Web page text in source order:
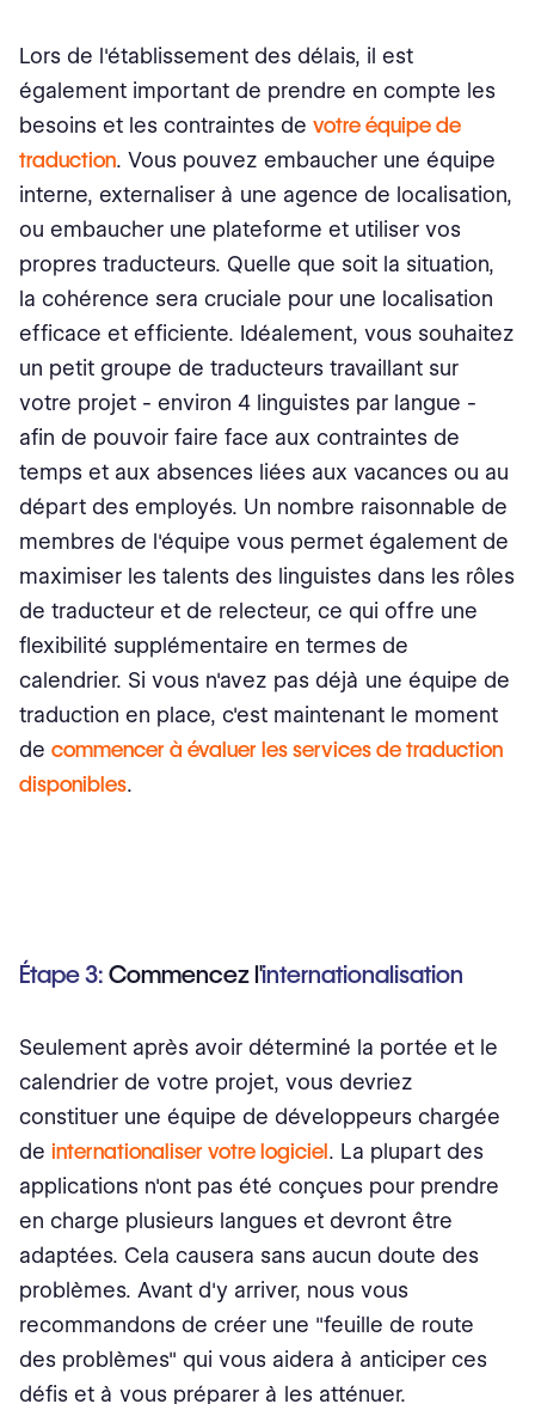
Lors de l'établissement des délais, il est
également important de prendre en compte les
besoins et les contraintes de votre équipe de
traduction. Vous pouvez embaucher une équipe
interne, externaliser à une agence de localisation,
ou embaucher une plateforme et utiliser vos
propres traducteurs. Quelle que soit la situation,
la cohérence sera cruciale pour une localisation
efficace et efficiente. Idéalement, vous souhaitez
un petit groupe de traducteurs travaillant sur
votre projet - environ 4 linguistes par langue -
afin de pouvoir faire face aux contraintes de
temps et aux absences liées aux vacances ou au
départ des employés. Un nombre raisonnable de
membres de l'équipe vous permet également de
maximiser les talents des linguistes dans les rôles
de traducteur et de relecteur, ce qui offre une
flexibilité supplémentaire en termes de
calendrier. Si vous n'avez pas déjà une équipe de
traduction en place, c'est maintenant le moment
de commencer à évaluer les services de traduction
disponibles.
Étape 3: Commencez l'internationalisation
Seulement après avoir déterminé la portée et le
calendrier de votre projet, vous devriez
constituer une équipe de développeurs chargée
de internationaliser votre logiciel. La plupart des
applications n'ont pas été conçues pour prendre
en charge plusieurs langues et devront être
adaptées. Cela causera sans aucun doute des
problèmes. Avant d'y arriver, nous vous
recommandons de créer une "feuille de route
des problèmes" qui vous aidera à anticiper ces
défis et à vous préparer à les atténuer.